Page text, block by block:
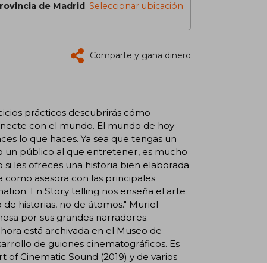
de Madrid. Seleccionar ubicación
Comparte y gana dinero
prácticos descubrirás cómo
con el mundo. El mundo de hoy
lo que haces. Ya sea que tengas un
público al que entretener, es mucho
les ofreces una historia bien elaborada
asesora con las principales
En Story telling nos enseña el arte
historias, no de átomos." Muriel
por sus grandes narradores.
está archivada en el Museo de
de guiones cinematográficos. Es
of Cinematic Sound (2019) y de varios